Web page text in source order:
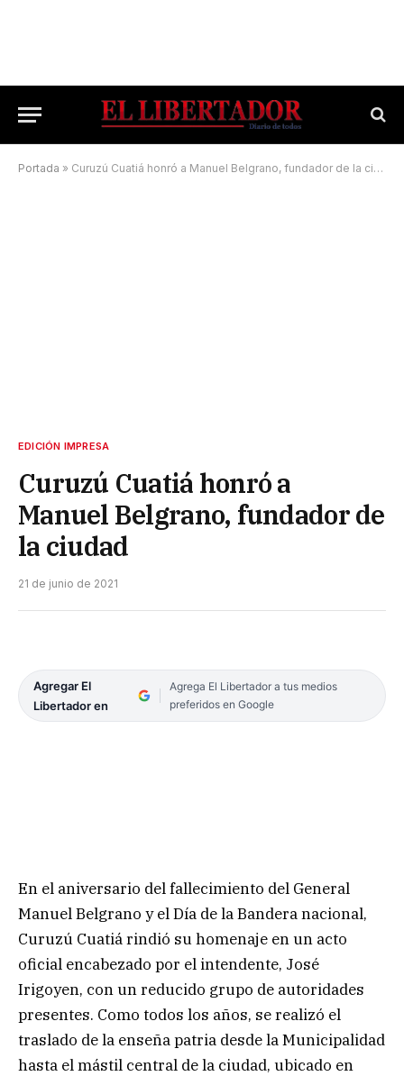
Portada » Curuzú Cuatiá honró a Manuel Belgrano, fundador de la ciudad
EDICIÓN IMPRESA
Curuzú Cuatiá honró a
Manuel Belgrano, fundador de
la ciudad
21 de junio de 2021
Agregar El
Libertador en
Agrega El Libertador a tus medios
preferidos en Google
En el aniversario del fallecimiento del General
Manuel Belgrano y el Día de la Bandera nacional,
Curuzú Cuatiá rindió su homenaje en un acto
oficial encabezado por el intendente, José
Irigoyen, con un reducido grupo de autoridades
presentes. Como todos los años, se realizó el
traslado de la enseña patria desde la Municipalidad
hasta el mástil central de la ciudad, ubicado en